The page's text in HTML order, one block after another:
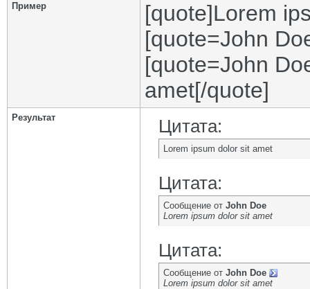
Пример
[quote]Lorem
[quote=John
[quote=John
amet[/quote]
Результат Цитата:
Lorem ipsum dolor sit amet
Цитата:
Сообщение от John Doe
Lorem ipsum dolor sit amet
Цитата:
Сообщение от John Doe
Lorem ipsum dolor sit amet